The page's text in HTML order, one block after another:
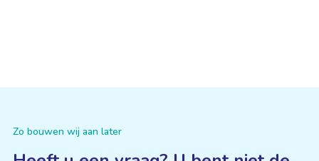
Zo bouwen wij aan later